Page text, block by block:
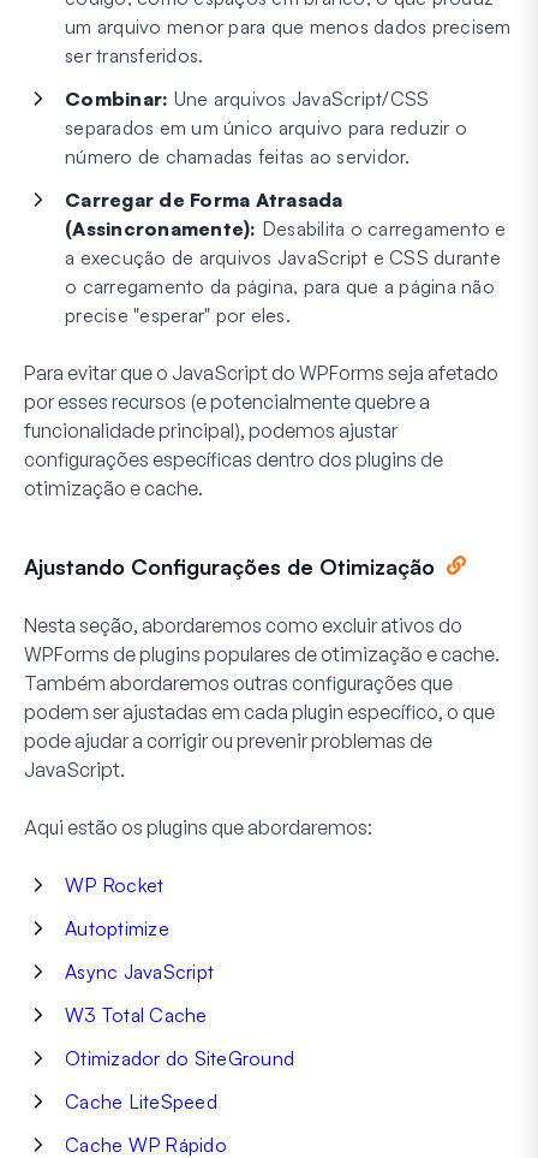
um arquivo menor para que menos dados precisem
ser transferidos.
Combinar: Une arquivos JavaScript/CSS
separados em um único arquivo para reduzir o
número de chamadas feitas ao servidor.
Carregar de Forma Atrasada
(Assincronamente): Desabilita o carregamento e
a execução de arquivos JavaScript e CSS durante
o carregamento da página, para que a página não
precise "esperar" por eles.
Para evitar que o JavaScript do WPForms seja afetado
por esses recursos (e potencialmente quebre a
funcionalidade principal), podemos ajustar
configurações específicas dentro dos plugins de
otimização e cache.
Ajustando Configurações de Otimização
Nesta seção, abordaremos como excluir ativos do
WPForms de plugins populares de otimização e cache.
Também abordaremos outras configurações que
podem ser ajustadas em cada plugin específico, o que
pode ajudar a corrigir ou prevenir problemas de
JavaScript.
Aqui estão os plugins que abordaremos:
WP Rocket
Autoptimize
Async JavaScript
W3 Total Cache
Otimizador do SiteGround
Cache LiteSpeed
Cache WP Rápido